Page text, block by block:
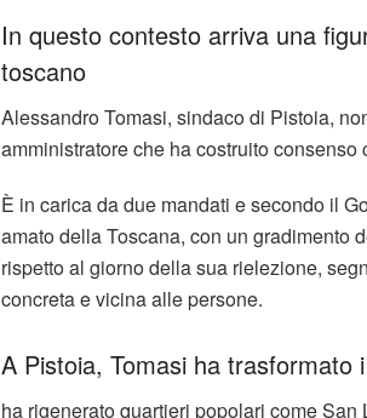
In questo contesto arriva una
toscano
Alessandro Tomasi, sindaco di Pistoia,
amministratore che ha costruito consenso
È in carica da due mandati e secondo il
amato della Toscana, con un gradimento
rispetto al giorno della sua rielezione,
concreta e vicina alle persone.
A Pistoia, Tomasi ha trasformato
ha rigenerato quartieri popolari come